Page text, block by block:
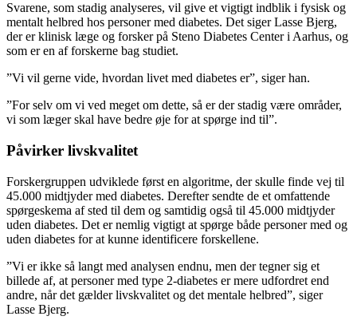
Svarene, som stadig analyseres, vil give et vigtigt indblik i fysisk og
mentalt helbred hos personer med diabetes. Det siger Lasse Bjerg,
der er klinisk læge og forsker på Steno Diabetes Center i Aarhus, og
som er en af forskerne bag studiet.
”Vi vil gerne vide, hvordan livet med diabetes er”, siger han.
”For selv om vi ved meget om dette, så er der stadig være områder,
vi som læger skal have bedre øje for at spørge ind til”.
Påvirker livskvalitet
Forskergruppen udviklede først en algoritme, der skulle finde vej til
45.000 midtjyder med diabetes. Derefter sendte de et omfattende
spørgeskema af sted til dem og samtidig også til 45.000 midtjyder
uden diabetes. Det er nemlig vigtigt at spørge både personer med og
uden diabetes for at kunne identificere forskellene.
”Vi er ikke så langt med analysen endnu, men der tegner sig et
billede af, at personer med type 2-diabetes er mere udfordret end
andre, når det gælder livskvalitet og det mentale helbred”, siger
Lasse Bjerg.